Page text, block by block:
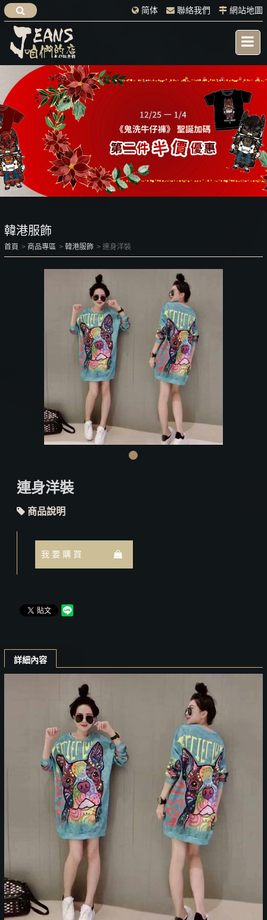
简体 聯絡我們 網站地圖
韓港服飾
首頁 商品專區 韓港服飾 連身洋裝
連身洋裝
商品說明
我 要 購 買
詳細內容